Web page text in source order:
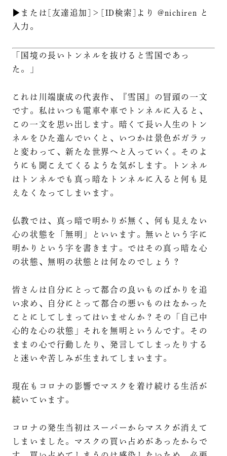
▶または[友達追加]＞[ID検索]より @nichiren と
入力。
「国境の長いトンネルを抜けると雪国であっ
た。」
これは川端康成の代表作、『雪国』の冒頭の一文
です。私はいつも電車や車でトンネルに入ると、
この一文を思い出します。暗くて長い人生のトン
ネルをひた進んでいくと、いつかは景色がガラッ
と変わって、新たな世界へと入っていく。そのよ
うにも聞こえてくるような気がします。トンネル
はトンネルでも真っ暗なトンネルに入ると何も見
えなくなってしまいます。
仏教では、真っ暗で明かりが無く、何も見えない
心の状態を「無明」といいます。無いという字に
明かりという字を書きます。ではその真っ暗な心
の状態、無明の状態とは何なのでしょう？
皆さんは自分にとって都合の良いものばかりを追
い求め、自分にとって都合の悪いものはなかった
ことにしてしまってはいませんか？その「自己中
心的な心の状態」それを無明というんです。その
ままの心で行動したり、発言してしまったりする
と迷いや苦しみが生まれてしまいます。
現在もコロナの影響でマスクを着け続ける生活が
続いています。
コロナの発生当初はスーパーからマスクが消えて
しまいました。マスクの買い占めがあったからで